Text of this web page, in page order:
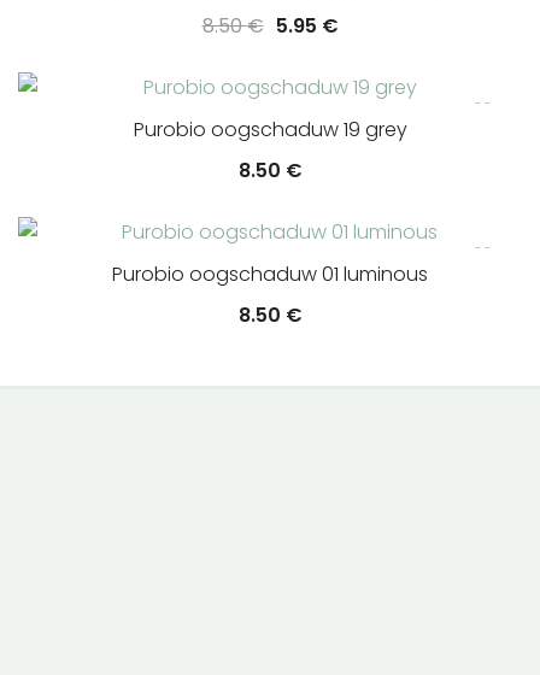
8.50€ Oorspronkelijke
was:
8.50 €.
5.95 €Huidige
is:
5.95 €.
Purobio oogschaduw 19 grey
8.50 €
Purobio oogschaduw 01 luminous
8.50 €